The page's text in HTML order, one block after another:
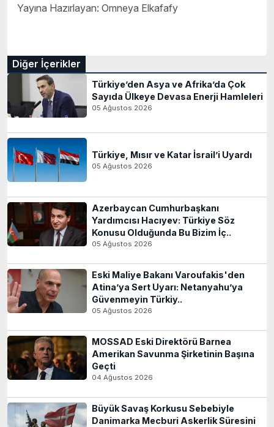
Yayına Hazırlayan: Omneya Elkafafy
Diğer İçerikler
Türkiye’den Asya ve Afrika’da Çok
Sayıda Ülkeye Devasa Enerji Hamleleri
05 Ağustos 2026
Türkiye, Mısır ve Katar İsrail’i Uyardı
05 Ağustos 2026
Azerbaycan Cumhurbaşkanı
Yardımcısı Hacıyev: Türkiye Söz
Konusu Olduğunda Bu Bizim İç..
05 Ağustos 2026
Eski Maliye Bakanı Varoufakis'den
Atina’ya Sert Uyarı: Netanyahu’ya
Güvenmeyin Türkiy..
05 Ağustos 2026
MOSSAD Eski Direktörü Barnea
Amerikan Savunma Şirketinin Başına
Geçti
04 Ağustos 2026
Büyük Savaş Korkusu Sebebiyle
Danimarka Mecburi Askerlik Süresini